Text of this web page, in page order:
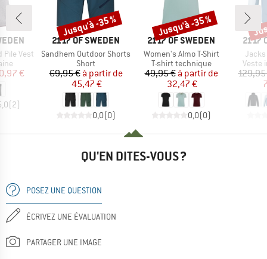
Pile Vest
réduit
€
(2)
MARQUE
2117 OF SWEDEN
Article
Sandhem Outdoor Shorts
Product group
Short
Prix
69,95 € Prix réduit
à partir de
45,47 €
0,0(0)
Remise
Jusqu'à -35 %
MARQUE
2117 OF SWEDEN
Article
Women's Almo T-Shirt
Product group
T-shirt technique
Prix
49,95 € Prix réduit
à partir de
32,47 €
0,0(0)
Remise
Jusqu'à -35 %
2117
Article
Veste
QU'EN DITES-VOUS ?
POSEZ UNE QUESTION
ÉCRIVEZ UNE ÉVALUATION
PARTAGER UNE IMAGE